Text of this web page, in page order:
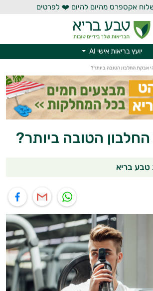
אקספרס מהיום להיום ❤️ לפרטים
יועץ בריאות אישי AI
אבקת החלבון הטובה ביותר?
הטובה ביותר?
בריא